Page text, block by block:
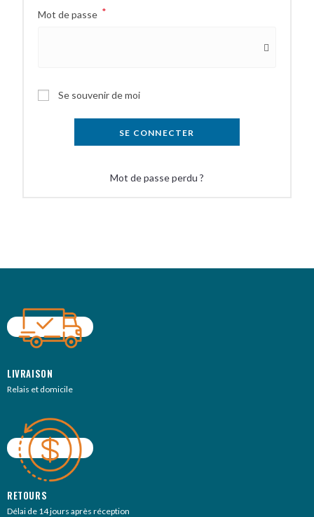
Mot de passe *
Se souvenir de moi
SE CONNECTER
Mot de passe perdu ?
LIVRAISON
Relais et domicile
RETOURS
Délai de 14 jours après réception